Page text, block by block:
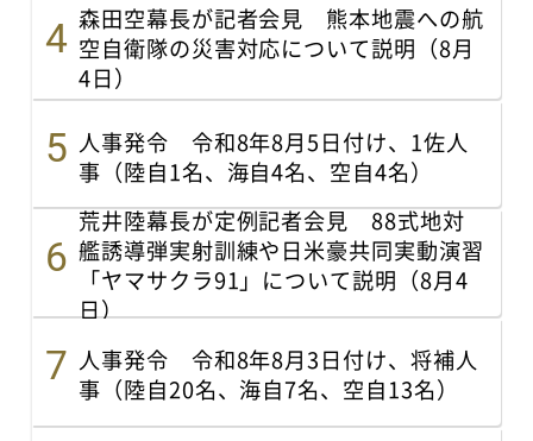
森田空幕長が記者会見 熊本地震への航
空自衛隊の災害対応について説明（8月
4日）
人事発令 令和8年8月5日付け、1佐人
事（陸自1名、海自4名、空自4名）
荒井陸幕長が定例記者会見 88式地対
艦誘導弾実射訓練や日米豪共同実動演習
「ヤマサクラ91」について説明（8月4
日）
人事発令 令和8年8月3日付け、将補人
事（陸自20名、海自7名、空自13名）